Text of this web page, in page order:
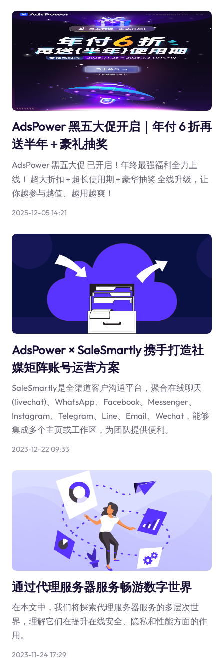
AdsPower 黑五大促开启｜年付 6 折再
送半年＋豪礼抽奖
AdsPower 黑五大促 已开启！年终最强福利全力上
线！ 超大折扣 + 超长使用期 + 豪华抽奖 全线升级，让
你越参与越值、越用越爽！
2025-12-05 14:21
AdsPower × SaleSmartly 携手打造社
媒矩阵账号运营方案
SaleSmartly是全渠道客户沟通平台，聚合在线聊天
(livechat)、WhatsApp、Facebook、Messenger、
Instagram、Telegram、Line、Email、Wechat，能够
集成多个主页或工作区，为团队提供便利。
2023-12-22 09:33
通过代理服务器服务畅游数字世界
在本文中，我们将探索代理服务器服务的多层次世
界，理解它们在提升在线安全、隐私和性能方面的作
用。
2023-11-24 17:29